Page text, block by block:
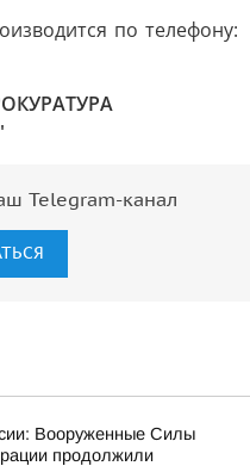
по телефону:
Telegram-канал
Вооруженные Силы
продолжили